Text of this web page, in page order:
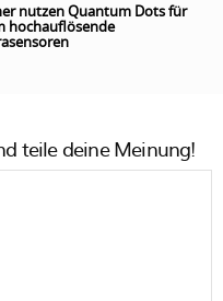
nutzen Quantum Dots für
hochauflösende
teile deine Meinung!